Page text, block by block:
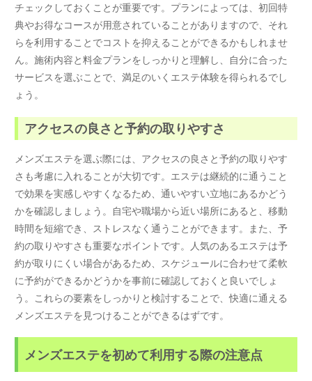
チェックしておくことが重要です。プランによっては、初回特
典やお得なコースが用意されていることがありますので、それ
らを利用することでコストを抑えることができるかもしれませ
ん。施術内容と料金プランをしっかりと理解し、自分に合った
サービスを選ぶことで、満足のいくエステ体験を得られるでし
ょう。
アクセスの良さと予約の取りやすさ
メンズエステを選ぶ際には、アクセスの良さと予約の取りやす
さも考慮に入れることが大切です。エステは継続的に通うこと
で効果を実感しやすくなるため、通いやすい立地にあるかどう
かを確認しましょう。自宅や職場から近い場所にあると、移動
時間を短縮でき、ストレスなく通うことができます。また、予
約の取りやすさも重要なポイントです。人気のあるエステは予
約が取りにくい場合があるため、スケジュールに合わせて柔軟
に予約ができるかどうかを事前に確認しておくと良いでしょ
う。これらの要素をしっかりと検討することで、快適に通える
メンズエステを見つけることができるはずです。
メンズエステを初めて利用する際の注意点